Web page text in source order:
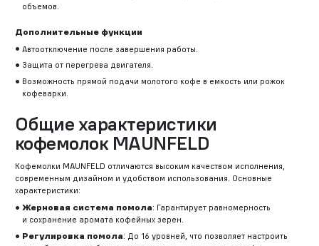
объемов.
Дополнительные функции
Автоотключение после завершения работы.
Защита от перегрева двигателя.
Возможность прямой подачи молотого кофе в емкость или рожок
кофеварки.
Общие характеристики
кофемолок MAUNFELD
Кофемолки MAUNFELD отличаются высоким качеством исполнения,
современным дизайном и удобством использования. Основные
характеристики:
Жерновая система помола: Гарантирует равномерность
и сохранение аромата кофейных зерен.
Регулировка помола: До 16 уровней, что позволяет настроить